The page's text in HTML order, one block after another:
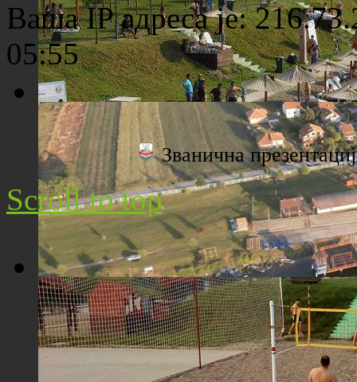
Плажа "Топољар" - Поглед са торња
Плажа "Топољар" - Поглед из ваздуха
Ваша IP адреса је:
05:55
Званична
Scroll to top